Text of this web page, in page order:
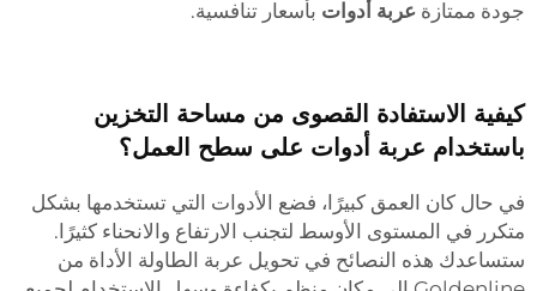
جودة ممتازة عربة أدوات بأسعار تنافسية.
كيفية الاستفادة القصوى من مساحة التخزين
باستخدام عربة أدوات على سطح العمل؟
في حال كان العمق كبيرًا، فضع الأدوات التي تستخدمها بشكل
متكرر في المستوى الأوسط لتجنب الارتفاع والانحناء كثيرًا.
ستساعدك هذه النصائح في تحويل عربة الطاولة الأداة من